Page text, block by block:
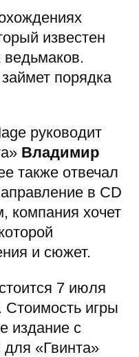
известен
ведьмаков.
порядка
руководит
Владимир
также отвечал
в CD
компания хочет
и сюжет.
7 июля
. Стоимость игры
издание с
для «Гвинта»